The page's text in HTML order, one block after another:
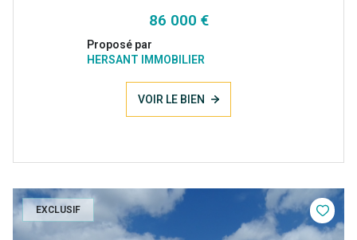
86 000 €
Proposé par
HERSANT IMMOBILIER
VOIR LE BIEN
EXCLUSIF